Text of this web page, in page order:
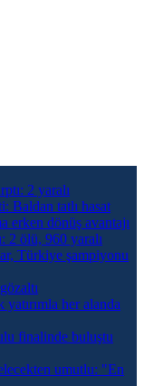
2 yaralı
Baldan tatlı hasat
erken dönüş avantajı
2 ölü, 960 yaralı
Türkiye şampiyonu
her alanda
finalinde buluştu
umutlu: "En